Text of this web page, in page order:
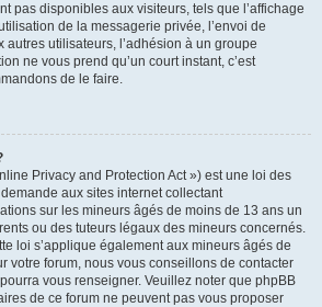
pas disponibles aux visiteurs, tels que l’affichage
de la messagerie privée, l’envoi de
utilisateurs, l’adhésion à un groupe
ne vous prend qu’un court instant, c’est
de le faire.
Privacy and Protection Act ») est une loi des
aux sites internet collectant
sur les mineurs âgés de moins de 13 ans un
ou des tuteurs légaux des mineurs concernés.
loi s’applique également aux mineurs âgés de
votre forum, nous vous conseillons de contacter
vous renseigner. Veuillez noter que phpBB
de ce forum ne peuvent pas vous proposer